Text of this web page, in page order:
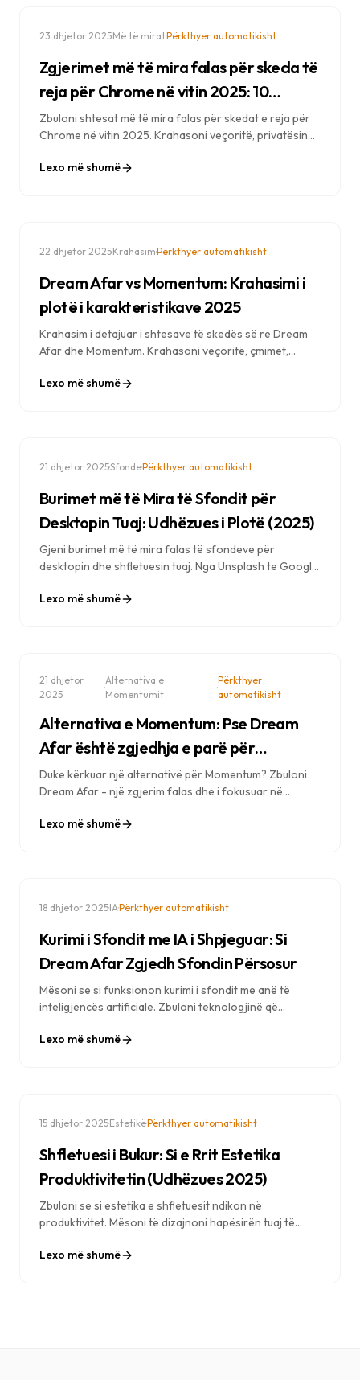
23 dhjetor 2025·Më të mirat·Përkthyer automatikisht
Zgjerimet më të mira falas për skeda të
reja për Chrome në vitin 2025: 10
zgjedhjet kryesore
Zbuloni shtesat më të mira falas për skedat e reja për
Chrome në vitin 2025. Krahasoni veçoritë, privatësinë
zëvendësimin tuaj perfekt të faqes së skedës së re.
Lexo më shumë
22 dhjetor 2025·Krahasim·Përkthyer automatikisht
Dream Afar vs Momentum: Krahasimi i
plotë i karakteristikave 2025
Krahasim i detajuar i shtesave të skedës së re Dream
Afar dhe Momentum. Krahasoni veçoritë, çmimet,
më të mirë të skedës së re Chrome për ju.
Lexo më shumë
21 dhjetor 2025·Sfonde·Përkthyer automatikisht
Burimet më të Mira të Sfondit për
Desktopin Tuaj: Udhëzues i Plotë (2025)
Gjeni burimet më të mira falas të sfondeve për
desktopin dhe shfletuesin tuaj. Nga Unsplash te Google
mahnitëse me cilësi të lartë.
Lexo më shumë
21 dhjetor
2025
·Alternativa e
Momentumit
·Përkthyer
automatikisht
Alternativa e Momentum: Pse Dream
Afar është zgjedhja e parë për
privatësinë për Tabin tuaj të ri
Duke kërkuar një alternativë për Momentum? Zbuloni
Dream Afar - një zgjerim falas dhe i fokusuar në
të personalizueshme dhe zero mbledhje të dhënash.
Lexo më shumë
18 dhjetor 2025·IA·Përkthyer automatikisht
Kurimi i Sfondit me IA i Shpjeguar: Si
Dream Afar Zgjedh Sfondin Përsosur
Mësoni se si funksionon kurimi i sfondit me anë të
inteligjencës artificiale. Zbuloni teknologjinë që
Dream Afar dhe si ofron sfonde të personalizuara dhe
Lexo më shumë
15 dhjetor 2025·Estetikë·Përkthyer automatikisht
Shfletuesi i Bukur: Si e Rrit Estetika
Produktivitetin (Udhëzues 2025)
Zbuloni se si estetika e shfletuesit ndikon në
produktivitet. Mësoni të dizajnoni hapësirën tuaj të
që rrisin fokusin dhe motivimin.
Lexo më shumë